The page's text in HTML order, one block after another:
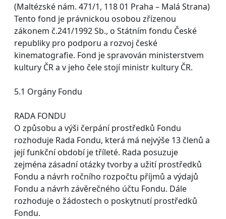
(Maltézské nám. 471/1, 118 01 Praha – Malá Strana)
Tento fond je právnickou osobou zřízenou
zákonem č.241/1992 Sb., o Státním fondu České
republiky pro podporu a rozvoj české
kinematografie. Fond je spravován ministerstvem
kultury ČR a v jeho čele stojí ministr kultury ČR.
5.1 Orgány Fondu
RADA FONDU
O způsobu a výši čerpání prostředků Fondu
rozhoduje Rada Fondu, která má nejvýše 13 členů a
její funkční období je tříleté. Rada posuzuje
zejména zásadní otázky tvorby a užití prostředků
Fondu a návrh ročního rozpočtu příjmů a výdajů
Fondu a návrh závěrečného účtu Fondu. Dále
rozhoduje o žádostech o poskytnutí prostředků
Fondu.